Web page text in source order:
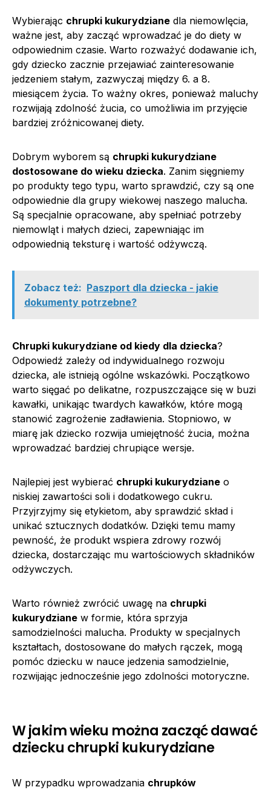
Wybierając chrupki kukurydziane dla niemowlęcia,
ważne jest, aby zacząć wprowadzać je do diety w
odpowiednim czasie. Warto rozważyć dodawanie ich,
gdy dziecko zacznie przejawiać zainteresowanie
jedzeniem stałym, zazwyczaj między 6. a 8.
miesiącem życia. To ważny okres, ponieważ maluchy
rozwijają zdolność żucia, co umożliwia im przyjęcie
bardziej zróżnicowanej diety.
Dobrym wyborem są chrupki kukurydziane
dostosowane do wieku dziecka. Zanim sięgniemy
po produkty tego typu, warto sprawdzić, czy są one
odpowiednie dla grupy wiekowej naszego malucha.
Są specjalnie opracowane, aby spełniać potrzeby
niemowląt i małych dzieci, zapewniając im
odpowiednią teksturę i wartość odżywczą.
Zobacz też: Paszport dla dziecka - jakie
dokumenty potrzebne?
Chrupki kukurydziane od kiedy dla dziecka?
Odpowiedź zależy od indywidualnego rozwoju
dziecka, ale istnieją ogólne wskazówki. Początkowo
warto sięgać po delikatne, rozpuszczające się w buzi
kawałki, unikając twardych kawałków, które mogą
stanowić zagrożenie zadławienia. Stopniowo, w
miarę jak dziecko rozwija umiejętność żucia, można
wprowadzać bardziej chrupiące wersje.
Najlepiej jest wybierać chrupki kukurydziane o
niskiej zawartości soli i dodatkowego cukru.
Przyjrzyjmy się etykietom, aby sprawdzić skład i
unikać sztucznych dodatków. Dzięki temu mamy
pewność, że produkt wspiera zdrowy rozwój
dziecka, dostarczając mu wartościowych składników
odżywczych.
Warto również zwrócić uwagę na chrupki
kukurydziane w formie, która sprzyja
samodzielności malucha. Produkty w specjalnych
kształtach, dostosowane do małych rączek, mogą
pomóc dziecku w nauce jedzenia samodzielnie,
rozwijając jednocześnie jego zdolności motoryczne.
W jakim wieku można zacząć dawać
dziecku chrupki kukurydziane
W przypadku wprowadzania chrupków